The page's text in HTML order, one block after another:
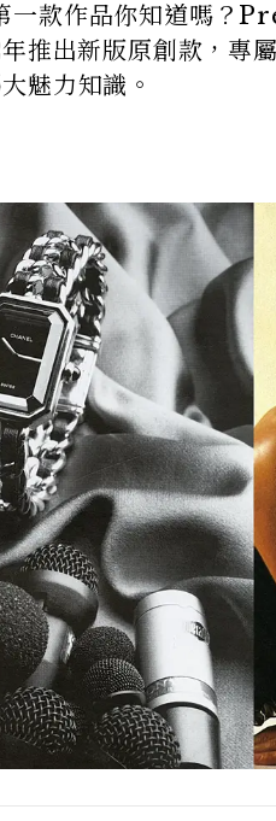
一款作品你知道嗎？
推出新版原創款，專
魅力知識。